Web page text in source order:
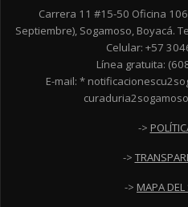
Carrera 11 #15-50 Oficina
Septiembre), Sogamoso, Boyacá.
Celular: +57
Línea gratuita:
E-mail: *
->
->
-> MAPA DEL